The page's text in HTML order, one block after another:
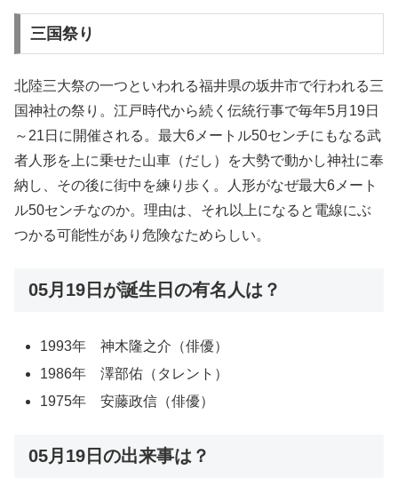
三国祭り
北陸三大祭の一つといわれる福井県の坂井市で行われる三
国神社の祭り。江戸時代から続く伝統行事で毎年5月19日
～21日に開催される。最大6メートル50センチにもなる武
者人形を上に乗せた山車（だし）を大勢で動かし神社に奉
納し、その後に街中を練り歩く。人形がなぜ最大6メート
ル50センチなのか。理由は、それ以上になると電線にぶ
つかる可能性があり危険なためらしい。
05月19日が誕生日の有名人は？
1993年 神木隆之介（俳優）
1986年 澤部佑（タレント）
1975年 安藤政信（俳優）
05月19日の出来事は？